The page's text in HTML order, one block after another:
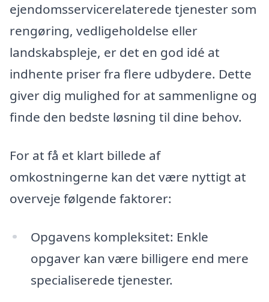
ejendomsservicerelaterede tjenester som
rengøring, vedligeholdelse eller
landskabspleje, er det en god idé at
indhente priser fra flere udbydere. Dette
giver dig mulighed for at sammenligne og
finde den bedste løsning til dine behov.
For at få et klart billede af
omkostningerne kan det være nyttigt at
overveje følgende faktorer:
Opgavens kompleksitet: Enkle
opgaver kan være billigere end mere
specialiserede tjenester.